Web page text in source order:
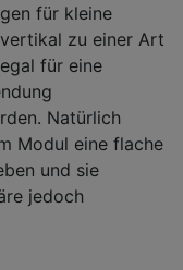
für kleine
zu einer Art
für eine
Natürlich
Modul eine flache
und sie
jedoch